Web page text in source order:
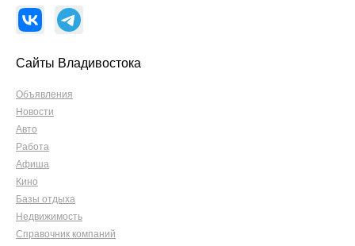
Сайты Владивостока
Объявления
Новости
Авто
Работа
Афиша
Кино
Базы отдыха
Недвижимость
Справочник компаний